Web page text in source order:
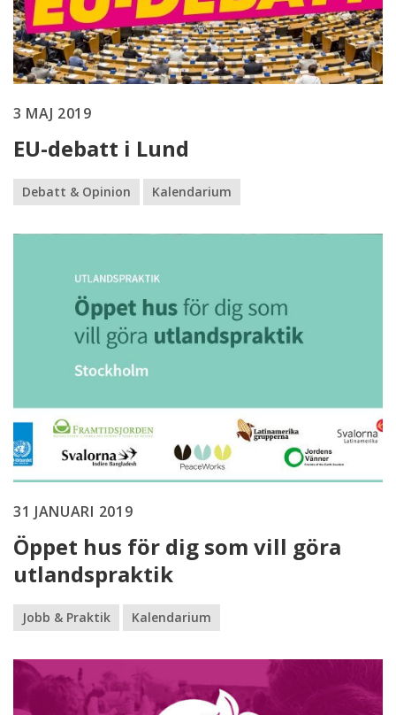
3 MAJ 2019
EU-debatt i Lund
Debatt & Opinion Kalendarium
31 JANUARI 2019
Öppet hus för dig som vill göra
utlandspraktik
Jobb & Praktik Kalendarium